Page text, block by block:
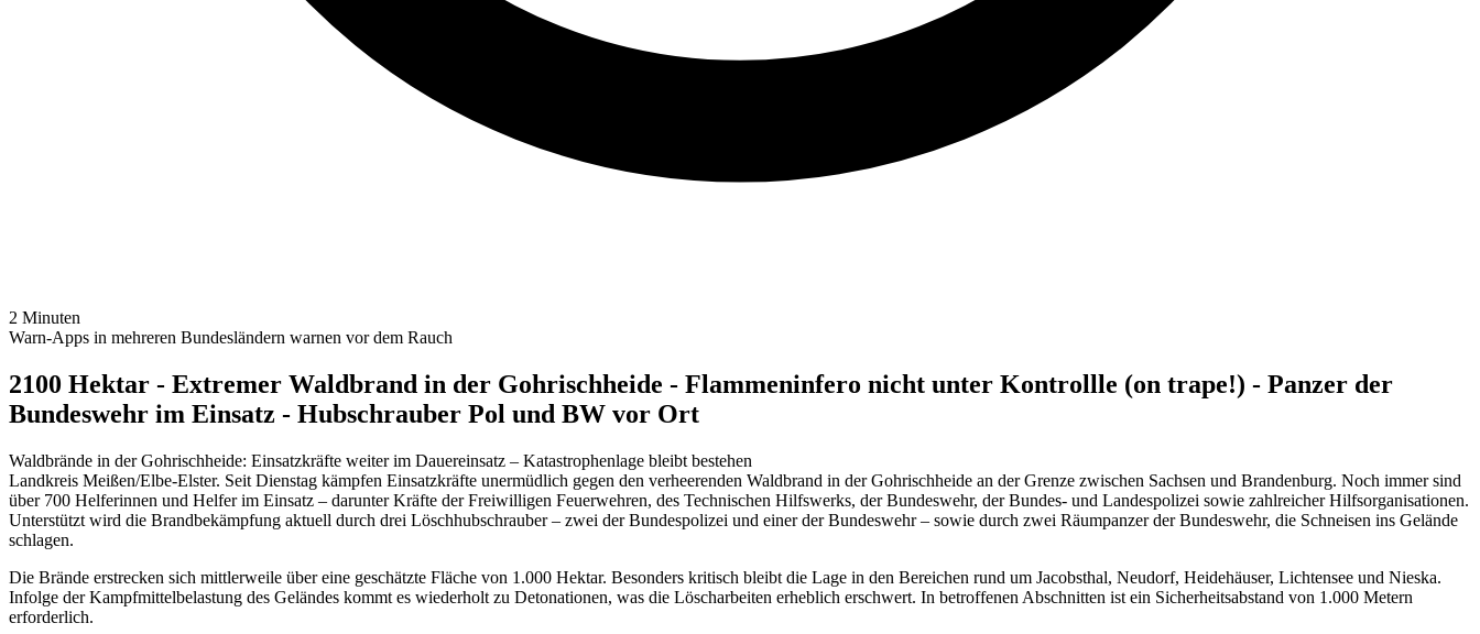
2 Minuten
Warn-Apps in mehreren Bundesländern warnen vor dem Rauch
2100 Hektar - Extremer Waldbrand in der Gohrischheide - Flammeninfero nicht unter Kontrollle (on trape!) - Panzer der
Bundeswehr im Einsatz - Hubschrauber Pol und BW vor Ort
Waldbrände in der Gohrischheide: Einsatzkräfte weiter im Dauereinsatz – Katastrophenlage bleibt bestehen
Landkreis Meißen/Elbe-Elster. Seit Dienstag kämpfen Einsatzkräfte unermüdlich gegen den verheerenden Waldbrand in der Gohrischheide an der Grenze zwischen Sachsen und Brandenburg. Noch immer sind
über 700 Helferinnen und Helfer im Einsatz – darunter Kräfte der Freiwilligen Feuerwehren, des Technischen Hilfswerks, der Bundeswehr, der Bundes- und Landespolizei sowie zahlreicher Hilfsorganisationen.
Unterstützt wird die Brandbekämpfung aktuell durch drei Löschhubschrauber – zwei der Bundespolizei und einer der Bundeswehr – sowie durch zwei Räumpanzer der Bundeswehr, die Schneisen ins Gelände
schlagen.
Die Brände erstrecken sich mittlerweile über eine geschätzte Fläche von 1.000 Hektar. Besonders kritisch bleibt die Lage in den Bereichen rund um Jacobsthal, Neudorf, Heidehäuser, Lichtensee und Nieska.
Infolge der Kampfmittelbelastung des Geländes kommt es wiederholt zu Detonationen, was die Löscharbeiten erheblich erschwert. In betroffenen Abschnitten ist ein Sicherheitsabstand von 1.000 Metern
erforderlich.